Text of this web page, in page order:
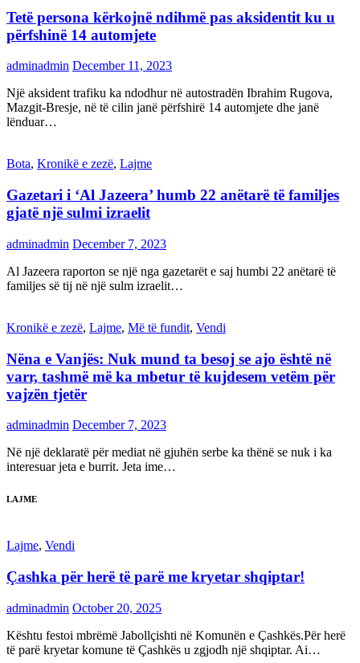
Tetë persona kërkojnë ndihmë pas aksidentit ku u
përfshinë 14 automjete
adminadmin December 11, 2023
Një aksident trafiku ka ndodhur në autostradën Ibrahim Rugova,
Mazgit-Bresje, në të cilin janë përfshirë 14 automjete dhe janë
lënduar…
Bota, Kronikë e zezë, Lajme
Gazetari i ‘Al Jazeera’ humb 22 anëtarë të familjes
gjatë një sulmi izraelit
adminadmin December 7, 2023
Al Jazeera raporton se një nga gazetarët e saj humbi 22 anëtarë të
familjes së tij në një sulm izraelit…
Kronikë e zezë, Lajme, Më të fundit, Vendi
Nëna e Vanjës: Nuk mund ta besoj se ajo është në
varr, tashmë më ka mbetur të kujdesem vetëm për
vajzën tjetër
adminadmin December 7, 2023
Në një deklaratë për mediat në gjuhën serbe ka thënë se nuk i ka
interesuar jeta e burrit. Jeta ime…
LAJME
Lajme, Vendi
Çashka për herë të parë me kryetar shqiptar!
adminadmin October 20, 2025
Kështu festoi mbrëmë Jabollçishti në Komunën e Çashkës.Për herë
të parë kryetar komune të Çashkës u zgjodh një shqiptar. Ai…